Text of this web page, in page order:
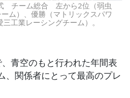
チーム総合 左から2位（弱虫
ム）、優勝（マトリックスパワ
工業レーシングチーム）。
青空のもと行われた年間表
、関係者にとって最高のプレ